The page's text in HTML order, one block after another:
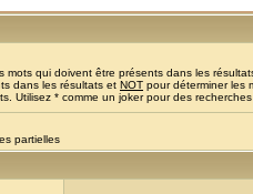
mots qui doivent être présents dans les
dans les résultats et NOT pour déterminer les
Utilisez * comme un joker pour des
partielles